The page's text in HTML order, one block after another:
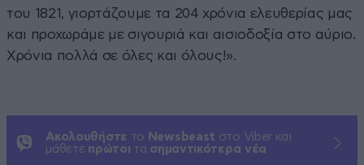
του 1821, γιορτάζουμε τα 204 χρόνια ελευθερίας μας
και προχωράμε με σιγουριά και αισιοδοξία στο αύριο.
Χρόνια πολλά σε όλες και όλους!».
Ακολουθήστε το Newsbeast στο Viber και
μάθετε πρώτοι τα σημαντικότερα νέα